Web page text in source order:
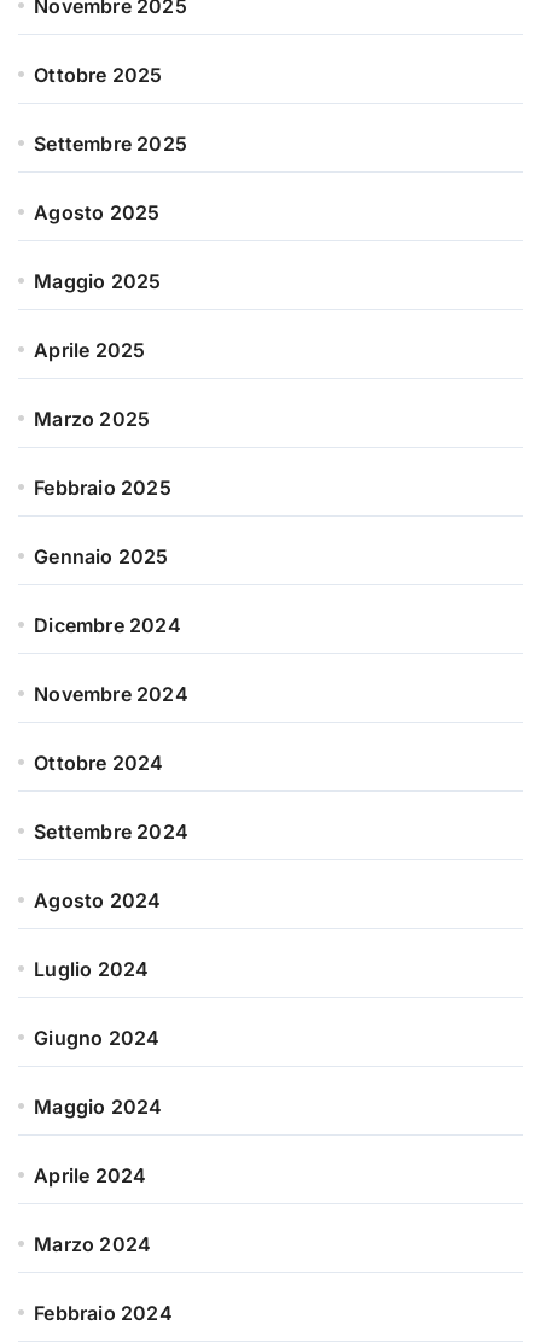
Novembre 2025
Ottobre 2025
Settembre 2025
Agosto 2025
Maggio 2025
Aprile 2025
Marzo 2025
Febbraio 2025
Gennaio 2025
Dicembre 2024
Novembre 2024
Ottobre 2024
Settembre 2024
Agosto 2024
Luglio 2024
Giugno 2024
Maggio 2024
Aprile 2024
Marzo 2024
Febbraio 2024